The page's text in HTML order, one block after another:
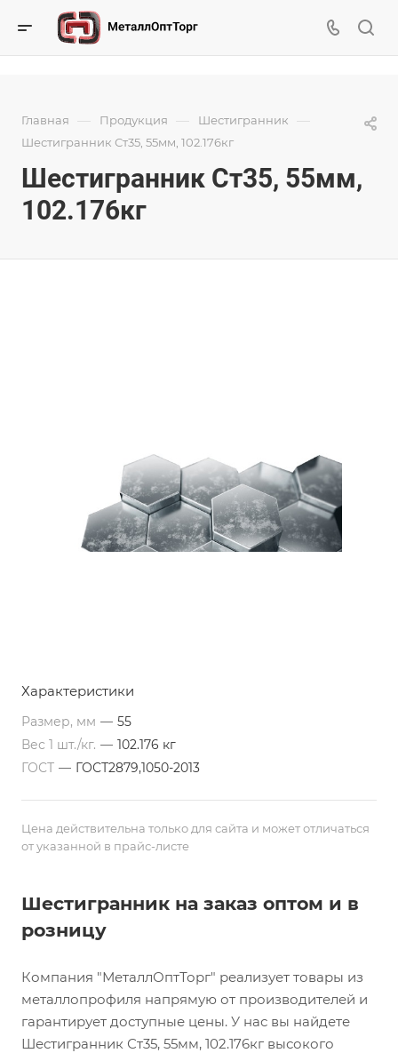
Главная — Продукция — Шестигранник —
Шестигранник Ст35, 55мм, 102.176кг
Шестигранник Ст35, 55мм,
102.176кг
Характеристики
Размер, мм — 55
Вес 1 шт./кг. — 102.176 кг
ГОСТ — ГОСТ2879,1050-2013
Цена действительна только для сайта и может отличаться
от указанной в прайс-листе
Шестигранник на заказ оптом и в
розницу
Компания "МеталлОптТорг" реализует товары из
металлопрофиля напрямую от производителей и
гарантирует доступные цены. У нас вы найдете
Шестигранник Ст35, 55мм, 102.176кг высокого